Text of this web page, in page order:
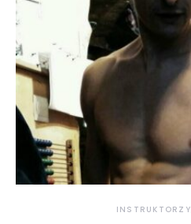
INSTRUKTORZY